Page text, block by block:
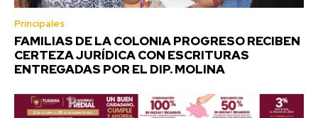
Principales
FAMILIAS DE LA COLONIA PROGRESO RECIBEN
CERTEZA JURÍDICA CON ESCRITURAS
ENTREGADAS POR EL DIP. MOLINA